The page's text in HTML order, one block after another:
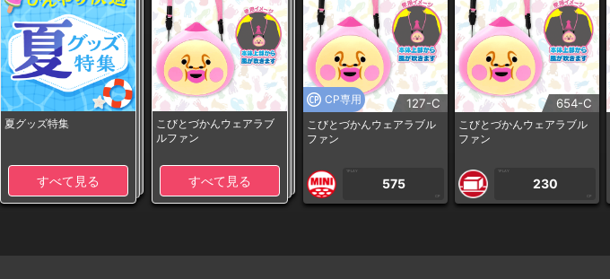
夏グッズ特集
すべて見る
こびとづかんウェアラブ
ルファン
すべて見る
CP専用 127-C
こびとづかんウェアラブル
ファン
1PLAY
575
CP
654-C
こびとづかんウェアラブル
ファン
1PLAY
230
CP